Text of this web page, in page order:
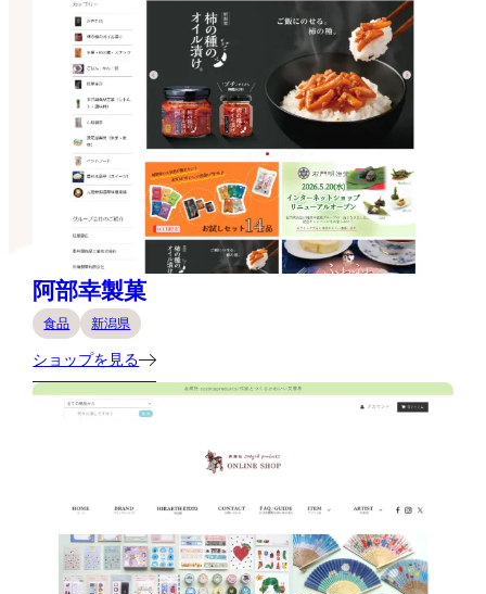
阿部幸製菓
食品 新潟県
ショップを見る